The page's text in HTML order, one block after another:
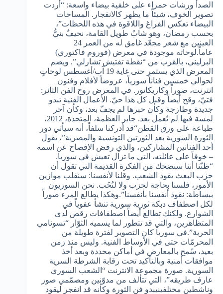
الصدأ ورشات حمراء على خلفية بيضاء واسعة: “أردت
تصوير الخوف، شيئاً ما يظهر كالانفجار. المساحات
البيضاء تعكس الفراغ واللاقوة في هذه اللحظات”،
بحسب رمضان، وهو شابٌ طويل القامة، نحيفٌ بنيُّ
العينين مع شعر مجعّد غامق له من العمر 24
عاماً.لوحاته موجودة في معرض (فوروم فاكتوري)
البرليني، بالقرب من “نقطة تفتيش تشارلي”. ويضم
المعرض الذي يستمر حتى غاية 19 آب/أغسطس لوحاتٍ
لحوالي خمسين فناناً سورياً، عروضاً لأفلام وفنون
انترنت، صوراً وكاريكاتور. في المعرض روح الفن الثائر:
فتيّ، وقح أيضاً وقبل كل هذا حيّ. الأعمال الفنية تبدو
جديدة وطازجة وكأن حبرها لم يجفّ بعد، وكأن آخر
لمسة فيها لم تُعمل بعد. جابر العظمة، المتحدة، 2012،
طباعة على ورق القطن“قد أدركنا سلفاً، أنه سيأتي دور
الثورة السورية بعد الثورتين التونسية والمصرية”، يقول
أحد الفنانين المشاركين، والذي رفض الإفصاح عن اسمه
– خوفاً على عائلته، التي ما تزال تعيش في سوريا.
“ظنّنا أننا سنضحك من الفكرة القديمة التي تقول أن
حزب البعث يقود الشعب. وقلنا لأنفسنا: سنقلب موازين
الأمور، فلسنا بحاجة لحزب ولا لنُخَب. نحن السوريون
ببساطة: نقود أنفسنا بأنفسنا”.وهكذا يطالع المرء صوراً
لكل اصطفاف دبكة ثورية سورية تنشأ عفوياً في
الشوارع. ولكنك تطالع أيضاً اصطفافات رقص لدى
المتظاهرين، والتي قد تتطور لما يسميه الثوّار “تسونامي
الحرية”.في سوريا كان التصوير لفترة طويلة من
المحرمّات حتى في الأوساط الفنية. وليس منذ زمن
بعيد، سًمح بالمعارض في أماكن محددة وبعد أخذ
موافقات أمنية وبالتأكيد تحت رقابة الشرطة السرية
السورية. صورة مجموعة الانترنت “الشعب السوري
عارف طريقه”، التي تتألف من مدوّنين ومصمّمي صور
وناشطين مختلفينيبدو فن الثورة وكأنه قد انفجر ليقود